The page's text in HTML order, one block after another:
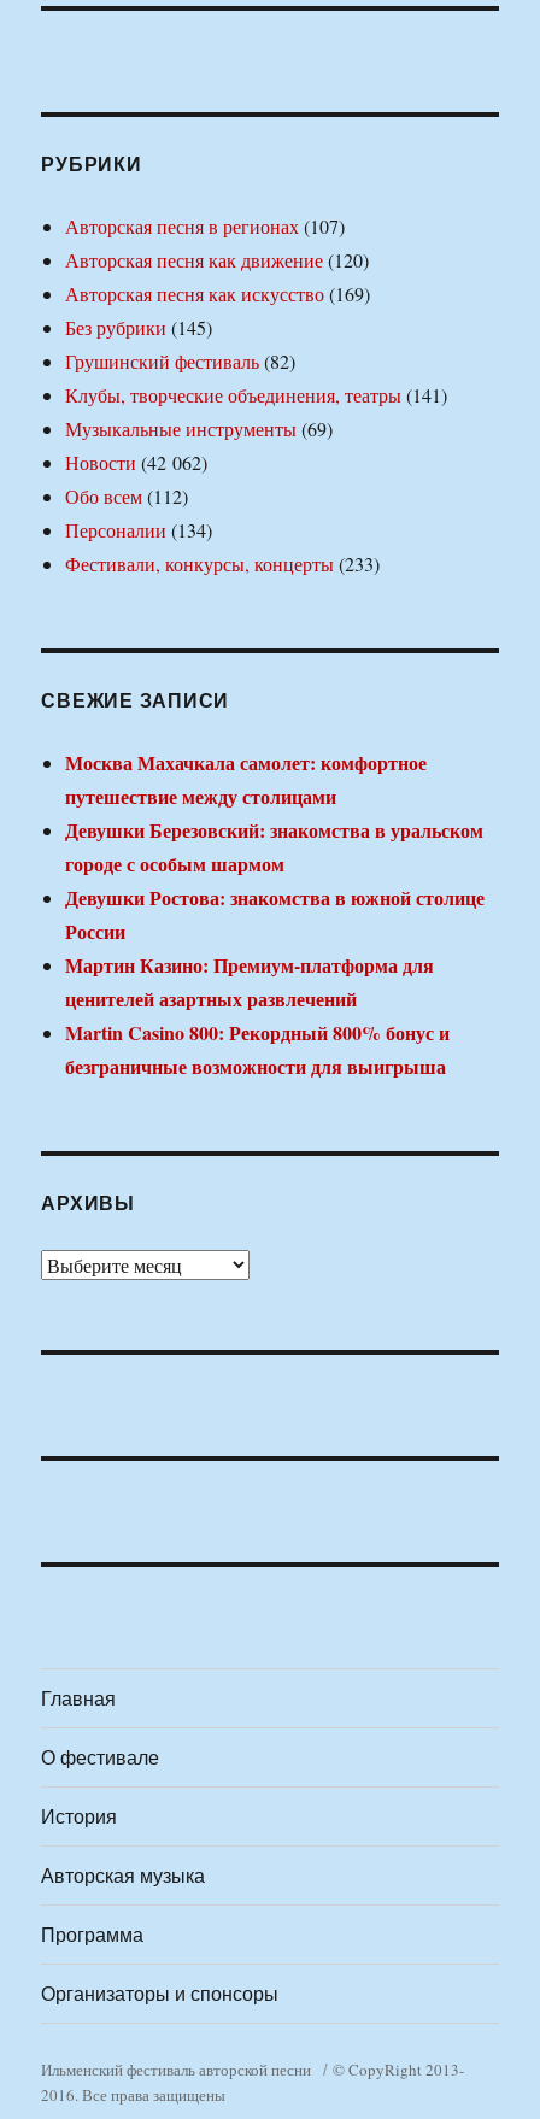
РУБРИКИ
Авторская песня в регионах(107)
Авторская песня как движение(120)
Авторская песня как искусство(169)
Без рубрики (145)
Грушинский фестиваль(82)
Клубы, творческие объединения, театры(141)
Музыкальные инструменты(69)
Новости (42 062)
Обо всем(112)
Персоналии (134)
Фестивали, конкурсы, концерты(233)
СВЕЖИЕ ЗАПИСИ
Москва Махачкала самолет: комфортное
путешествие между столицами
Девушки Березовский: знакомства в уральском
городе с особым шармом
Девушки Ростова: знакомства в южной столице
России
Мартин Казино: Премиум-платформа для
ценителей азартных развлечений
Martin Casino 800: Рекордный 800% бонус и
безграничные возможности для выигрыша
АРХИВЫ
Архивы
Главная
О фестивале
История
Авторская музыка
Программа
Организаторы и спонсоры
Ильменский фестиваль авторской песни
© CopyRight 2013-
2016. Все права защищены